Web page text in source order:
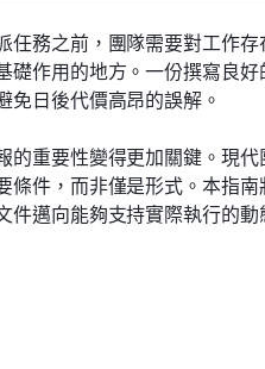
務之前，團隊需要對工作
礎作用的地方。一份撰寫良好
日後代價高昂的誤解。
重要性變得更加關鍵。現
件，而非僅是形式。本指
邁向能夠支持實際執行的動